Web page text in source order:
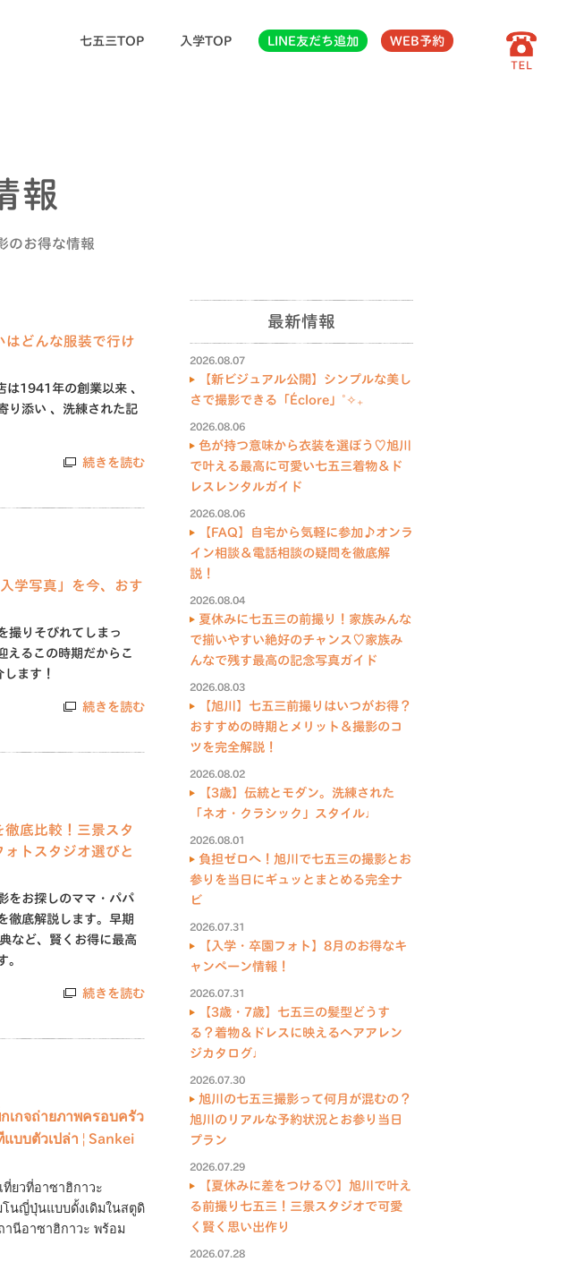
七五三TOP 入学TOP LINE友だち追加 WEB予約
報
のお得な情報
はどんな服装で行け
1941年の創業以来 、
り添い 、洗練された記
続きを読む
学写真」を今、おす
撮りそびれてしまっ
えるこの時期だからこ
ます！
続きを読む
徹底比較！三景スタ
トスタジオ選びと
をお探しのママ・パパ
徹底解説します。早期
など、賢くお得に最高
。
続きを読む
เกจถ่ายภาพครอบครัว
บบตัวเปล่า | Sankei
ที่ยวที่อาซาฮิกาวะ
นญี่ปุ่นแบบดั้งเดิมในสตูดิ
านีอาซาฮิกาวะ พร้อม
最新情報
2026.08.07
【新ビジュアル公開】シンプルな美し
さで撮影できる「Éclore」˚✧₊
2026.08.06
色が持つ意味から衣装を選ぼう♡旭川
で叶える最高に可愛い七五三着物＆ド
レスレンタルガイド
2026.08.06
【FAQ】自宅から気軽に参加♪オンラ
イン相談＆電話相談の疑問を徹底解
説！
2026.08.04
夏休みに七五三の前撮り！家族みんな
で揃いやすい絶好のチャンス♡家族み
んなで残す最高の記念写真ガイド
2026.08.03
【旭川】七五三前撮りはいつがお得？
おすすめの時期とメリット＆撮影のコ
ツを完全解説！
2026.08.02
【3歳】伝統とモダン。洗練された
「ネオ・クラシック」スタイル♩
2026.08.01
負担ゼロへ！旭川で七五三の撮影とお
参りを当日にギュッとまとめる完全ナ
ビ
2026.07.31
【入学・卒園フォト】8月のお得なキ
ャンペーン情報！
2026.07.31
【3歳・7歳】七五三の髪型どうす
る？着物＆ドレスに映えるヘアアレン
ジカタログ♩
2026.07.30
旭川の七五三撮影って何月が混むの？
旭川のリアルな予約状況とお参り当日
プラン
2026.07.29
【夏休みに差をつける♡】旭川で叶え
る前撮り七五三！三景スタジオで可愛
く賢く思い出作り
2026.07.28